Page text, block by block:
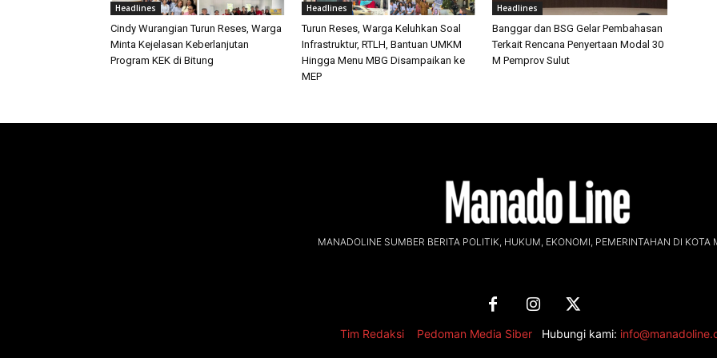
Headlines
Cindy Wurangian Turun Reses, Warga
Minta Kejelasan Keberlanjutan
Program KEK di Bitung
Headlines
Turun Reses, Warga Keluhkan Soal
Infrastruktur, RTLH, Bantuan UMKM
Hingga Menu MBG Disampaikan ke
MEP
Headlines
Banggar dan BSG Gelar Pembahasan
Terkait Rencana Penyertaan Modal 30
M Pemprov Sulut
MANADOLINE SUMBER BERITA POLITIK, HUKUM, EKONOMI, PEMERINTAHAN DI KOTA
Tim Redaksi Pedoman Media Siber Hubungi kami: